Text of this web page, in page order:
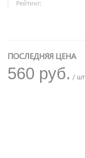
Рейтинг:
ПОСЛЕДНЯЯ ЦЕНА
560 руб. / шт